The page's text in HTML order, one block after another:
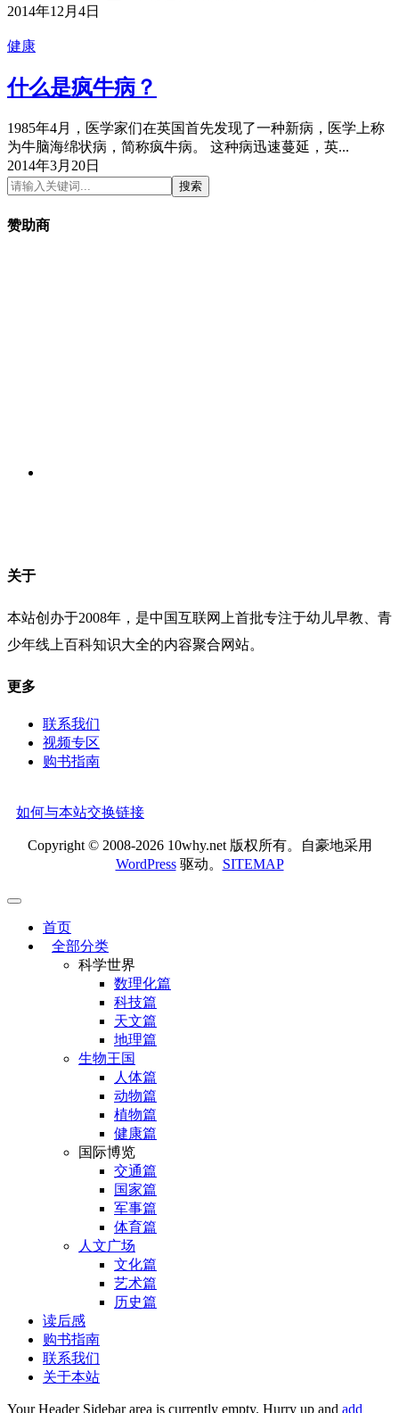
2014年12月4日
健康
什么是疯牛病？
1985年4月，医学家们在英国首先发现了一种新病，医学上称
为牛脑海绵状病，简称疯牛病。 这种病迅速蔓延，英...
2014年3月20日
搜索
赞助商
关于
本站创办于2008年，是中国互联网上首批专注于幼儿早教、青
少年线上百科知识大全的内容聚合网站。
更多
联系我们
视频专区
购书指南
如何与本站交换链接
Copyright © 2008-2026 10why.net 版权所有。自豪地采用
WordPress驱动。 SITEMAP
首页
全部分类
科学世界
数理化篇
科技篇
天文篇
地理篇
生物王国
人体篇
动物篇
植物篇
健康篇
国际博览
交通篇
国家篇
军事篇
体育篇
人文广场
文化篇
艺术篇
历史篇
读后感
购书指南
联系我们
关于本站
Your Header Sidebar area is currently empty. Hurry up and add